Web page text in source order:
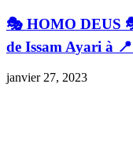
🎭 HOMO DEUS
de Issam Ayari à
janvier 27, 2023